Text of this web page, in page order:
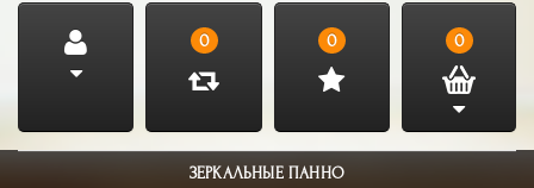
0 0 0
ЗЕРКАЛЬНЫЕ ПАННО